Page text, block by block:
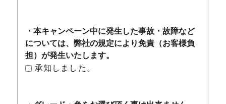
・本キャンペーン中に発生した事故・故障など
については、弊社の規定により免責（お客様負
担）が発生いたします。
承知しました。